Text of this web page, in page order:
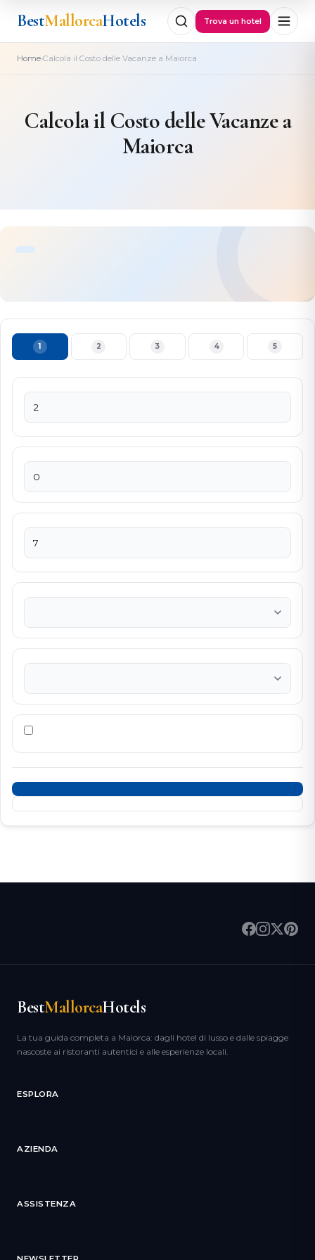
BestMallorcaHotels Trova un hotel
Home›Calcola il Costo delle Vacanze a Maiorca
Calcola il Costo delle Vacanze a
Maiorca
1 2 3 4 5
BestMallorcaHotels
La tua guida completa a Maiorca: dagli hotel di lusso e dalle spiagge
nascoste ai ristoranti autentici e alle esperienze locali.
ESPLORA
AZIENDA
ASSISTENZA